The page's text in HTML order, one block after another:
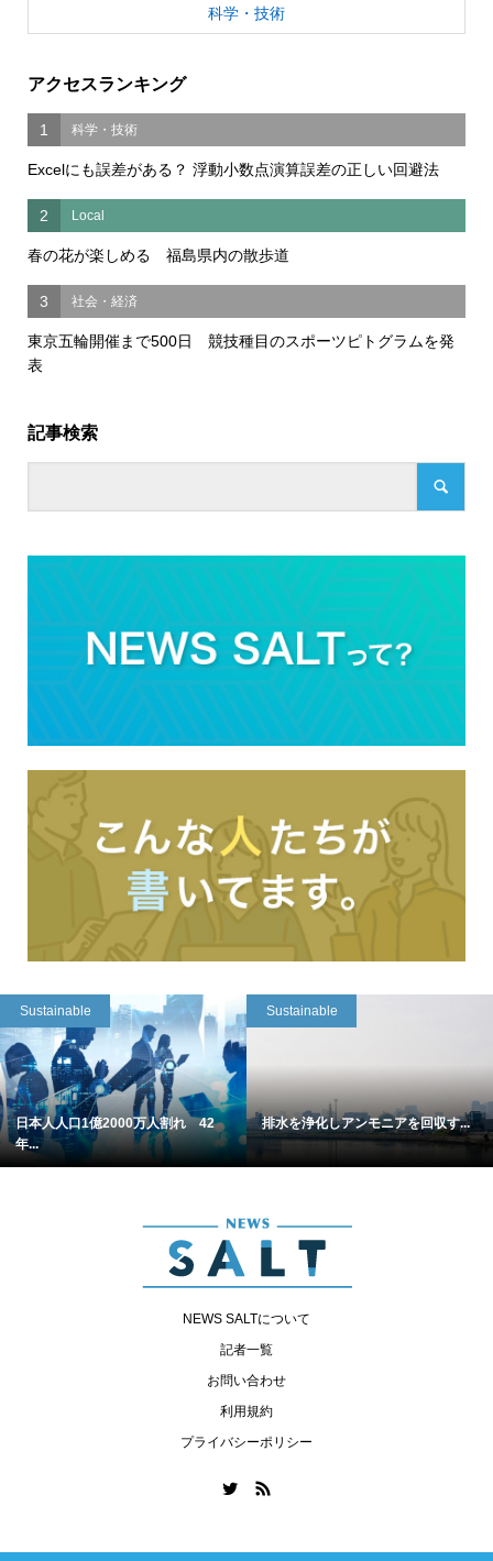
科学・技術
アクセスランキング
1 科学・技術
Excelにも誤差がある？ 浮動小数点演算誤差の正しい回避法
2 Local
春の花が楽しめる 福島県内の散歩道
3 社会・経済
東京五輪開催まで500日 競技種目のスポーツピトグラムを発
表
記事検索
Sustainable
日本人人口1億2000万人割れ 42
年...
Sustainable
排水を浄化しアンモニアを回収す...
NEWS SALTについて
記者一覧
お問い合わせ
利用規約
プライバシーポリシー